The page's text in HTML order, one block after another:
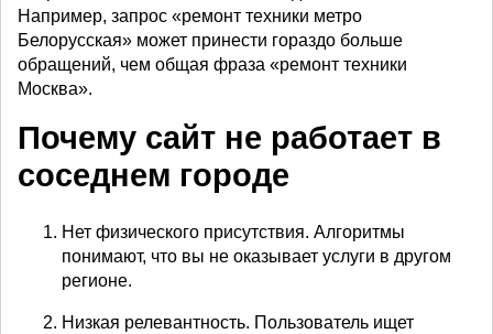
Например, запрос «ремонт техники метро
Белорусская» может принести гораздо больше
обращений, чем общая фраза «ремонт техники
Москва».
Почему сайт не работает в
соседнем городе
Нет физического присутствия. Алгоритмы
понимают, что вы не оказывает услуги в другом
регионе.
Низкая релевантность. Пользователь ищет